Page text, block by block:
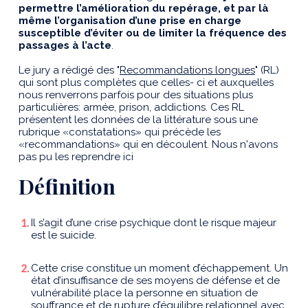
permettre l’amélioration du repérage, et par là
même l’organisation d’une prise en charge
susceptible d’éviter ou de limiter la fréquence des
passages à l’acte.
Le jury a rédigé des "Recommandations longues" (RL)
qui sont plus complètes que celles- ci et auxquelles
nous renverrons parfois pour des situations plus
particulières: armée, prison, addictions. Ces RL
présentent les données de la littérature sous une
rubrique «constatations» qui précède les
«recommandations» qui en découlent. Nous n'avons
pas pu les reprendre ici
Définition
Il s’agit d’une crise psychique dont le risque majeur
est le suicide.
Cette crise constitue un moment d’échappement. Un
état d’insuffisance de ses moyens de défense et de
vulnérabilité place la personne en situation de